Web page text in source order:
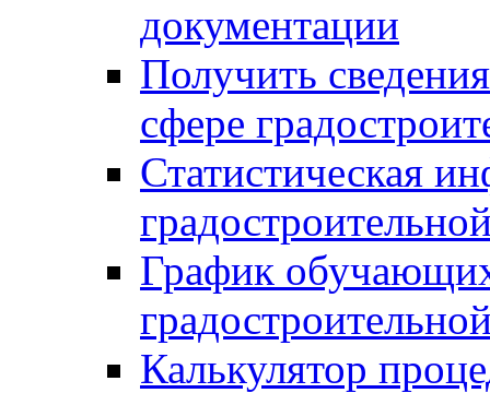
документации
Получить
сфере
Статистическая
График
Калькулятор